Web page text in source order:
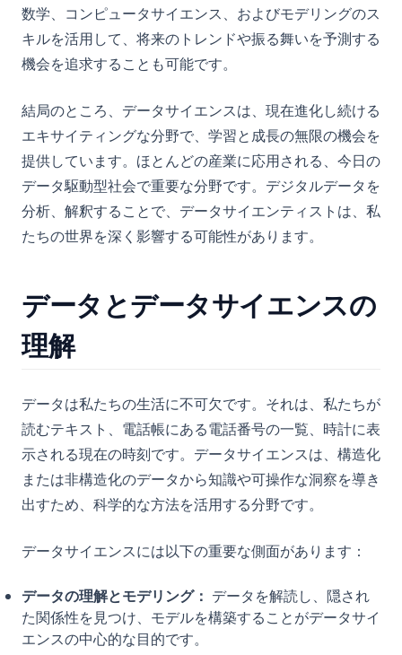
数学、コンピュータサイエンス、およびモデリングのス
キルを活用して、将来のトレンドや振る舞いを予測する
機会を追求することも可能です。
結局のところ、データサイエンスは、現在進化し続ける
エキサイティングな分野で、学習と成長の無限の機会を
提供しています。ほとんどの産業に応用される、今日の
データ駆動型社会で重要な分野です。デジタルデータを
分析、解釈することで、データサイエンティストは、私
たちの世界を深く影響する可能性があります。
データとデータサイエンスの
理解
データは私たちの生活に不可欠です。それは、私たちが
読むテキスト、電話帳にある電話番号の一覧、時計に表
示される現在の時刻です。データサイエンスは、構造化
または非構造化のデータから知識や可操作な洞察を導き
出すため、科学的な方法を活用する分野です。
データサイエンスには以下の重要な側面があります：
データの理解とモデリング： データを解読し、隠され
た関係性を見つけ、モデルを構築することがデータサイ
エンスの中心的な目的です。